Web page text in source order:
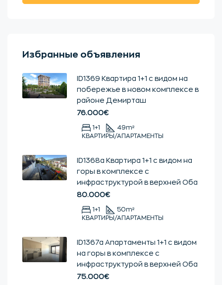
Избранные объявления
ID1369 Квартира 1+1 с видом на
побережье в новом комплексе в
районе Демирташ
76.000€
1+1 49m²
КВАРТИРЫ/АПАРТАМЕНТЫ
ID1368a Квартира 1+1 с видом на
горы в комплексе с
инфраструктурой в верхней Оба
80.000€
1+1 50m²
КВАРТИРЫ/АПАРТАМЕНТЫ
ID1367a Апартаменты 1+1 с видом
на горы в комплексе с
инфраструктурой в верхней Оба
75.000€